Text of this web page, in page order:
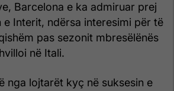
Barcelona e ka admiruar prej
e Interit, ndërsa interesimi për të
pas sezonit mbresëlënës
në Itali.
nga lojtarët kyç në suksesin e